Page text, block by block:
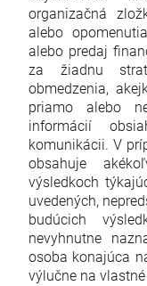
organizačná
alebo
alebo predaj
za žiadnu
obmedzenia,
priamo alebo
informácií
komunikácii. V
obsahuje
výsledkoch
uvedených,
budúcich
nevyhnutne
osoba konajúca
výlučne na